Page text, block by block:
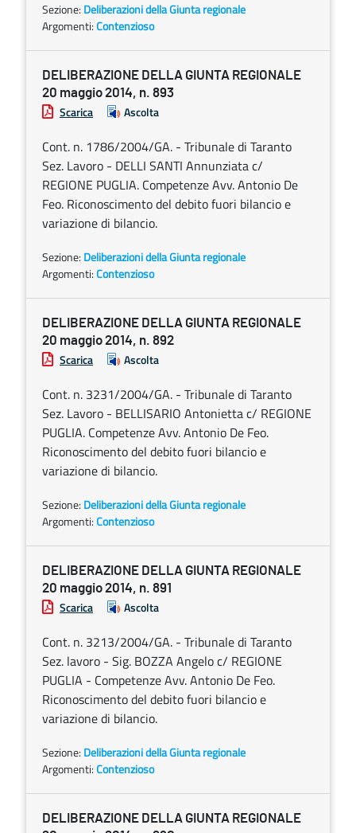
Sezione: Deliberazioni della Giunta regionale
Argomenti:Contenzioso
DELIBERAZIONE DELLA GIUNTA REGIONALE
20 maggio 2014, n. 893
Scarica Ascolta
Cont. n. 1786/2004/GA. - Tribunale di Taranto
Sez. Lavoro - DELLI SANTI Annunziata c/
REGIONE PUGLIA. Competenze Avv. Antonio De
Feo. Riconoscimento del debito fuori bilancio e
variazione di bilancio.
Sezione: Deliberazioni della Giunta regionale
Argomenti:Contenzioso
DELIBERAZIONE DELLA GIUNTA REGIONALE
20 maggio 2014, n. 892
Scarica Ascolta
Cont. n. 3231/2004/GA. - Tribunale di Taranto
Sez. Lavoro - BELLISARIO Antonietta c/ REGIONE
PUGLIA. Competenze Avv. Antonio De Feo.
Riconoscimento del debito fuori bilancio e
variazione di bilancio.
Sezione: Deliberazioni della Giunta regionale
Argomenti:Contenzioso
DELIBERAZIONE DELLA GIUNTA REGIONALE
20 maggio 2014, n. 891
Scarica Ascolta
Cont. n. 3213/2004/GA. - Tribunale di Taranto
Sez. lavoro - Sig. BOZZA Angelo c/ REGIONE
PUGLIA - Competenze Avv. Antonio De Feo.
Riconoscimento del debito fuori bilancio e
variazione di bilancio.
Sezione: Deliberazioni della Giunta regionale
Argomenti:Contenzioso
DELIBERAZIONE DELLA GIUNTA REGIONALE